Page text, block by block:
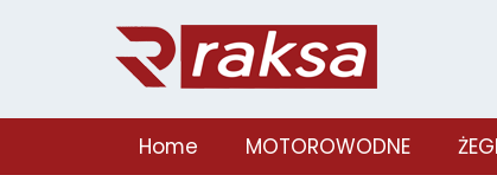
Home MOTOROWODNE